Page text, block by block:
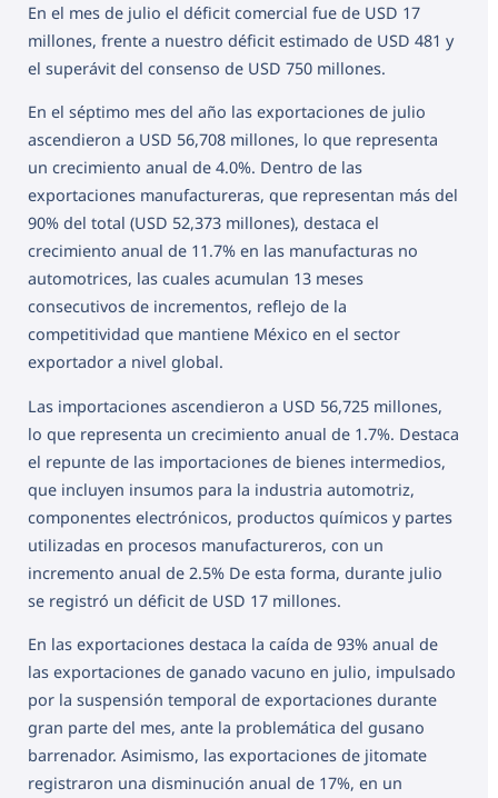
En el mes de julio el déficit comercial fue de USD 17
millones, frente a nuestro déficit estimado de USD 481 y
el superávit del consenso de USD 750 millones.
En el séptimo mes del año las exportaciones de julio
ascendieron a USD 56,708 millones, lo que representa
un crecimiento anual de 4.0%. Dentro de las
exportaciones manufactureras, que representan más del
90% del total (USD 52,373 millones), destaca el
crecimiento anual de 11.7% en las manufacturas no
automotrices, las cuales acumulan 13 meses
consecutivos de incrementos, reflejo de la
competitividad que mantiene México en el sector
exportador a nivel global.
Las importaciones ascendieron a USD 56,725 millones,
lo que representa un crecimiento anual de 1.7%. Destaca
el repunte de las importaciones de bienes intermedios,
que incluyen insumos para la industria automotriz,
componentes electrónicos, productos químicos y partes
utilizadas en procesos manufactureros, con un
incremento anual de 2.5% De esta forma, durante julio
se registró un déficit de USD 17 millones.
En las exportaciones destaca la caída de 93% anual de
las exportaciones de ganado vacuno en julio, impulsado
por la suspensión temporal de exportaciones durante
gran parte del mes, ante la problemática del gusano
barrenador. Asimismo, las exportaciones de jitomate
registraron una disminución anual de 17%, en un